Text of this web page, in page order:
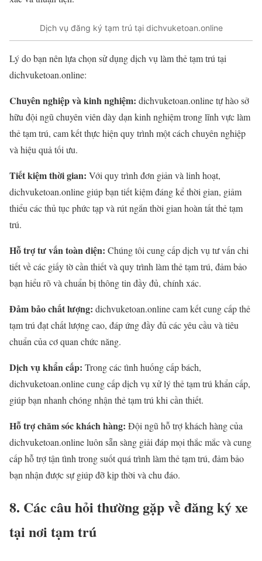
Dịch vụ đăng ký tạm trú tại dichvuketoan.online
Lý do bạn nên lựa chọn sử dụng dịch vụ làm thẻ tạm trú tại
dichvuketoan.online:
Chuyên nghiệp và kinh nghiệm: dichvuketoan.online tự hào sở
hữu đội ngũ chuyên viên dày dạn kinh nghiệm trong lĩnh vực làm
thẻ tạm trú, cam kết thực hiện quy trình một cách chuyên nghiệp
và hiệu quả tối ưu.
Tiết kiệm thời gian: Với quy trình đơn giản và linh hoạt,
dichvuketoan.online giúp bạn tiết kiệm đáng kể thời gian, giảm
thiểu các thủ tục phức tạp và rút ngắn thời gian hoàn tất thẻ tạm
trú.
Hỗ trợ tư vấn toàn diện: Chúng tôi cung cấp dịch vụ tư vấn chi
tiết về các giấy tờ cần thiết và quy trình làm thẻ tạm trú, đảm bảo
bạn hiểu rõ và chuẩn bị thông tin đầy đủ, chính xác.
Đảm bảo chất lượng: dichvuketoan.online cam kết cung cấp thẻ
tạm trú đạt chất lượng cao, đáp ứng đầy đủ các yêu cầu và tiêu
chuẩn của cơ quan chức năng.
Dịch vụ khẩn cấp: Trong các tình huống cấp bách,
dichvuketoan.online cung cấp dịch vụ xử lý thẻ tạm trú khẩn cấp,
giúp bạn nhanh chóng nhận thẻ tạm trú khi cần thiết.
Hỗ trợ chăm sóc khách hàng: Đội ngũ hỗ trợ khách hàng của
dichvuketoan.online luôn sẵn sàng giải đáp mọi thắc mắc và cung
cấp hỗ trợ tận tình trong suốt quá trình làm thẻ tạm trú, đảm bảo
bạn nhận được sự giúp đỡ kịp thời và chu đáo.
8. Các câu hỏi thường gặp về đăng ký xe
tại nơi tạm trú